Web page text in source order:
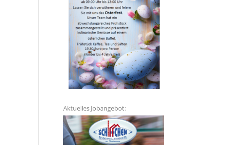
Aktuelles Jobangebot: